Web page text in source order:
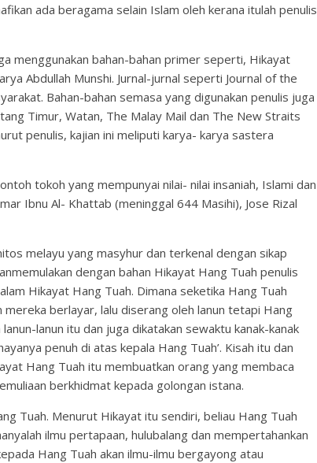
ada beragama selain Islam oleh kerana itulah penulis
menggunakan bahan-bahan primer seperti, Hikayat
Abdullah Munshi. Jurnal-jurnal seperti Journal of the
Bahan-bahan semasa yang digunakan penulis juga
Timur, Watan, The Malay Mail dan The New Straits
penulis, kajian ini meliputi karya- karya sastera
tokoh yang mempunyai nilai- nilai insaniah, Islami dan
Ibnu Al- Khattab (meninggal 644 Masihi), Jose Rizal
melayu yang masyhur dan terkenal dengan sikap
dengan bahan Hikayat Hang Tuah penulis
Hikayat Hang Tuah. Dimana seketika Hang Tuah
berlayar, lalu diserang oleh lanun tetapi Hang
lanun itu dan juga dikatakan sewaktu kanak-kanak
penuh di atas kepala Hang Tuah’. Kisah itu dan
Hang Tuah itu membuatkan orang yang membaca
berkhidmat kepada golongan istana.
Tuah. Menurut Hikayat itu sendiri, beliau Hang Tuah
ilmu pertapaan, hulubalang dan mempertahankan
Hang Tuah akan ilmu-ilmu bergayong atau